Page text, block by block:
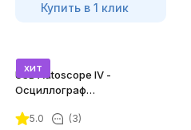
Купить в 1 клик
хит
USB Autoscope IV -
Осциллограф
комплект)
5.0 (3)